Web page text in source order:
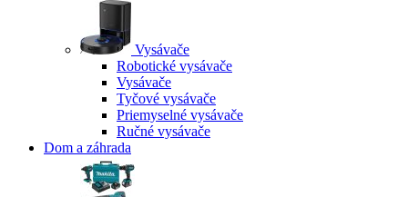
Vysávače
Robotické vysávače
Vysávače
Tyčové vysávače
Priemyselné vysávače
Ručné vysávače
Dom a záhrada